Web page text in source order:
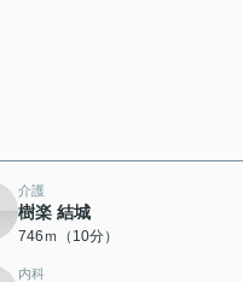
介護
樹楽 結城
746ｍ（10分）
内科